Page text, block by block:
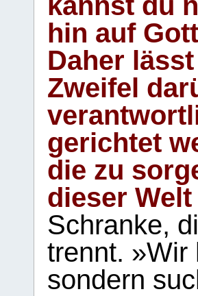
hin auf
Daher
Zweifel
gerichtet
die zu
dieser
Schranke,
trennt. »Wir
sondern